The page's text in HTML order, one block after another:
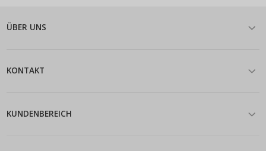
ÜBER UNS
KONTAKT
KUNDENBEREICH